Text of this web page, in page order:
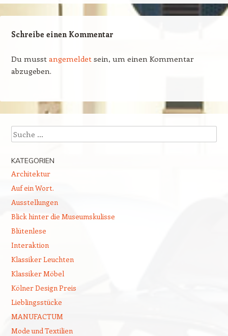
Schreibe einen Kommentar
Du musst angemeldet sein, um einen Kommentar
abzugeben.
Suchen
KATEGORIEN
Architektur
Auf ein Wort.
Ausstellungen
Blick hinter die Museumskulisse
Blütenlese
Interaktion
Klassiker Leuchten
Klassiker Möbel
Kölner Design Preis
Lieblingsstücke
MANUFACTUM
Mode und Textilien